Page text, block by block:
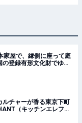
家屋で、縁側に座って庭
登録有形文化財でゆる
ルチャーが香る東京下町
（キッチンエレファ
]